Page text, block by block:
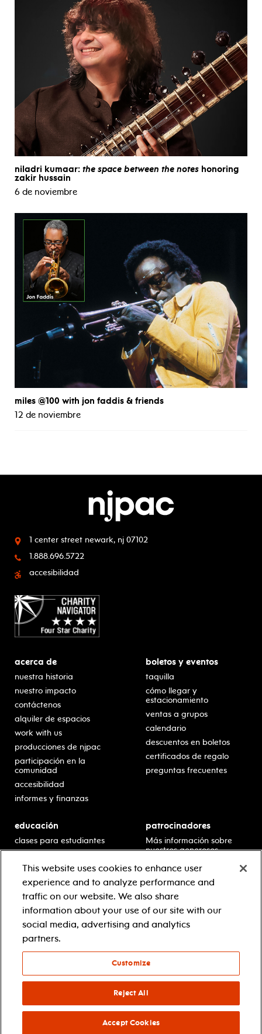
niladri kumaar: the space between the notes honoring
zakir hussain
6 de noviembre
miles @100 with jon faddis & friends
12 de noviembre
1 center street newark, nj 07102
1.888.696.5722
accesibilidad
acerca de
nuestra historia
nuestro impacto
contáctenos
alquiler de espacios
work with us
producciones de njpac
participación en la
comunidad
accesibilidad
informes y finanzas
boletos y eventos
taquilla
cómo llegar y
estacionamiento
ventas a grupos
calendario
descuentos en boletos
certificados de regalo
preguntas frecuentes
educación
clases para estudiantes
escolar
residencias en escuelas
desarrollo profesional
recursos para docentes
comuníquese con el
equipo educativo
patrocinadores
Más información sobre
nuestros generosos
facebooktwitterinstagram
your privacy choices
This website uses cookies to enhance user
experience and to analyze performance and
traffic on our website. We also share
information about your use of our site with our
social media, advertising and analytics
partners.
Customize
Reject All
Accept Cookies